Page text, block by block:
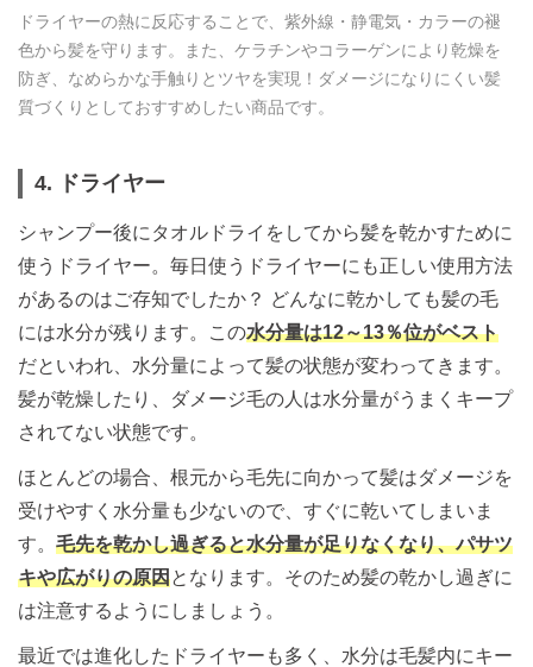
ドライヤーの熱に反応することで、紫外線・静電気・カラーの褪
色から髪を守ります。また、ケラチンやコラーゲンにより乾燥を
防ぎ、なめらかな手触りとツヤを実現！ダメージになりにくい髪
質づくりとしておすすめしたい商品です。
4. ドライヤー
シャンプー後にタオルドライをしてから髪を乾かすために
使うドライヤー。毎日使うドライヤーにも正しい使用方法
があるのはご存知でしたか？ どんなに乾かしても髪の毛
には水分が残ります。この水分量は12～13％位がベスト
だといわれ、水分量によって髪の状態が変わってきます。
髪が乾燥したり、ダメージ毛の人は水分量がうまくキープ
されてない状態です。
ほとんどの場合、根元から毛先に向かって髪はダメージを
受けやすく水分量も少ないので、すぐに乾いてしまいま
す。 毛先を乾かし過ぎると水分量が足りなくなり、パサツ
キや広がりの原因となります。そのため髪の乾かし過ぎに
は注意するようにしましょう。
最近では進化したドライヤーも多く、水分は毛髪内にキー